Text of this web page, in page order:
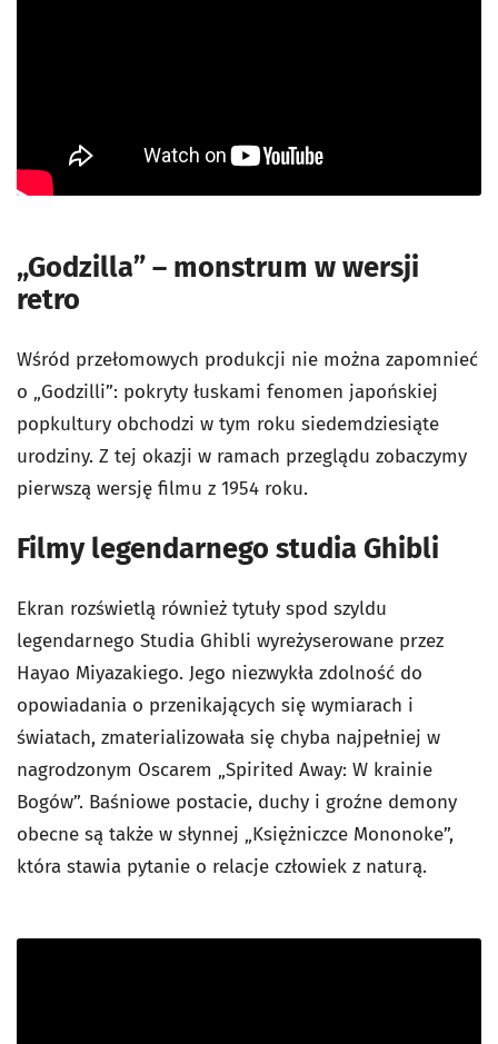
„Godzilla” – monstrum w wersji
retro
Wśród przełomowych produkcji nie można zapomnieć
o „Godzilli”: pokryty łuskami fenomen japońskiej
popkultury obchodzi w tym roku siedemdziesiąte
urodziny. Z tej okazji w ramach przeglądu zobaczymy
pierwszą wersję filmu z 1954 roku.
Filmy legendarnego studia Ghibli
Ekran rozświetlą również tytuły spod szyldu
legendarnego Studia Ghibli wyreżyserowane przez
Hayao Miyazakiego. Jego niezwykła zdolność do
opowiadania o przenikających się wymiarach i
światach, zmaterializowała się chyba najpełniej w
nagrodzonym Oscarem „Spirited Away: W krainie
Bogów”. Baśniowe postacie, duchy i groźne demony
obecne są także w słynnej „Księżniczce Mononoke”,
która stawia pytanie o relacje człowiek z naturą.